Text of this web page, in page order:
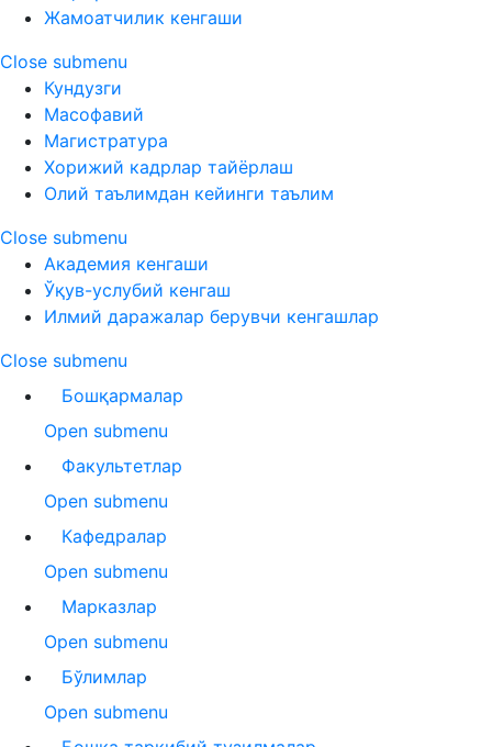
Жамоатчилик кенгаши
Close submenu
Кундузги
Масофавий
Магистратура
Хорижий кадрлар тайёрлаш
Олий таълимдан кейинги таълим
Close submenu
Академия кенгаши
Ўқув-услубий кенгаш
Илмий даражалар берувчи кенгашлар
Close submenu
Бошқармалар
Open submenu
Факультетлар
Open submenu
Кафедралар
Open submenu
Марказлар
Open submenu
Бўлимлар
Open submenu